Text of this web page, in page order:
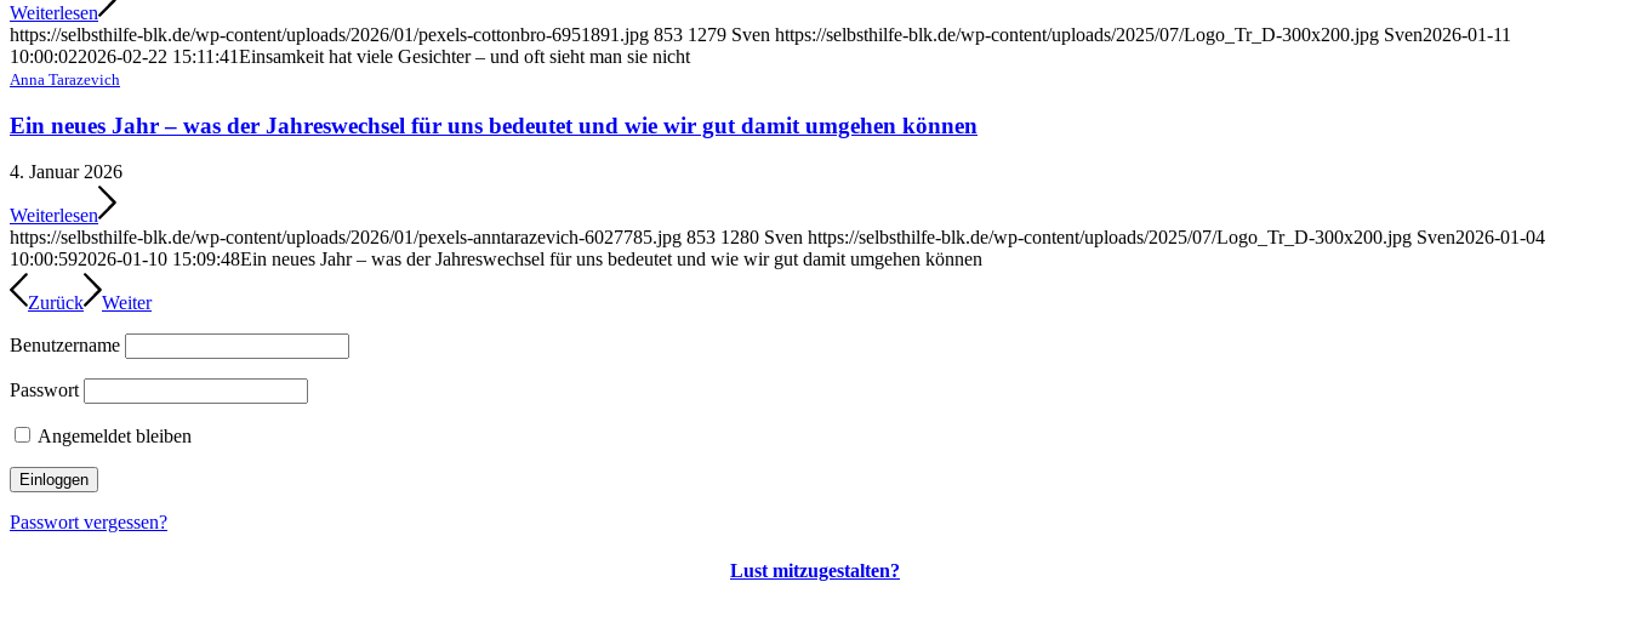
Weiterlesen
https://selbsthilfe-blk.de/wp-content/uploads/2026/01/pexels-cottonbro-6951891.jpg 853 1279 Sven https://selbsthilfe-blk.de/wp-content/uploads/2025/07/Logo_Tr_D-300x200.jpg Sven2026-01-11
10:00:022026-02-22 15:11:41Einsamkeit hat viele Gesichter – und oft sieht man sie nicht
Anna Tarazevich
Ein neues Jahr – was der Jahreswechsel für uns bedeutet und wie wir gut damit umgehen können
4. Januar 2026
Weiterlesen
https://selbsthilfe-blk.de/wp-content/uploads/2026/01/pexels-anntarazevich-6027785.jpg 853 1280 Sven https://selbsthilfe-blk.de/wp-content/uploads/2025/07/Logo_Tr_D-300x200.jpg Sven2026-01-04
10:00:592026-01-10 15:09:48Ein neues Jahr – was der Jahreswechsel für uns bedeutet und wie wir gut damit umgehen können
Zurück Weiter
Benutzername
Passwort
Angemeldet bleiben
Passwort vergessen?
Lust mitzugestalten?